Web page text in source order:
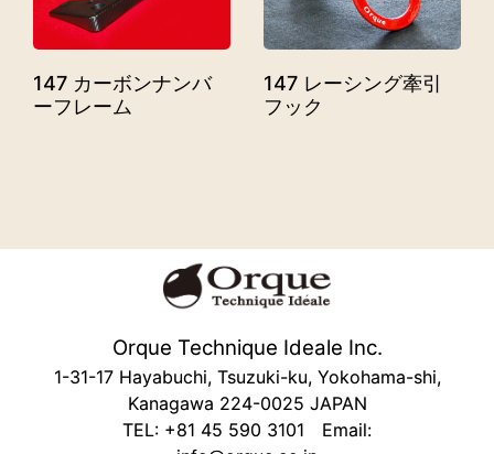
147 カーボンナンバ
ーフレーム
147 レーシング牽引
フック
Orque Technique Ideale Inc.
1-31-17 Hayabuchi, Tsuzuki-ku, Yokohama-shi,
Kanagawa 224-0025 JAPAN
TEL: +81 45 590 3101 Email: